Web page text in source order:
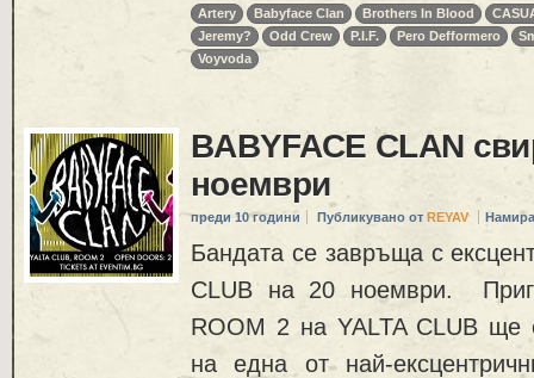
Artery Babyface Clan Brothers In Blood
Jeremy?
Odd Crew P.I.F. Pero Defformero
Voyvoda
BABYFACE CLAN
ноември
преди 10 години Публикувано от REYAV
Бандата се завръща с
CLUB на 20 ноември.
ROOM 2 на YALTA CLUB ще
на една от най-